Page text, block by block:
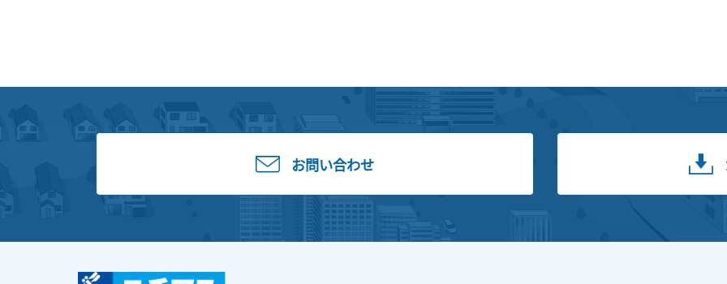
お問い合わせ